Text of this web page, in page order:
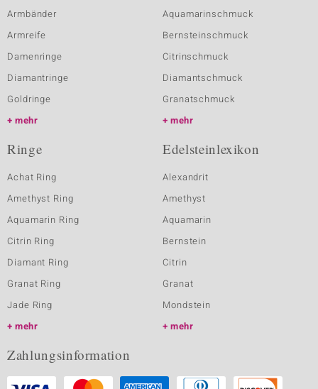
Armbänder
Armreife
Damenringe
Diamantringe
Goldringe
mehr
Aquamarinschmuck
Bernsteinschmuck
Citrinschmuck
Diamantschmuck
Granatschmuck
mehr
Ringe
Achat Ring
Amethyst Ring
Aquamarin Ring
Citrin Ring
Diamant Ring
Granat Ring
Jade Ring
mehr
Edelsteinlexikon
Alexandrit
Amethyst
Aquamarin
Bernstein
Citrin
Granat
Mondstein
mehr
Zahlungsinformation